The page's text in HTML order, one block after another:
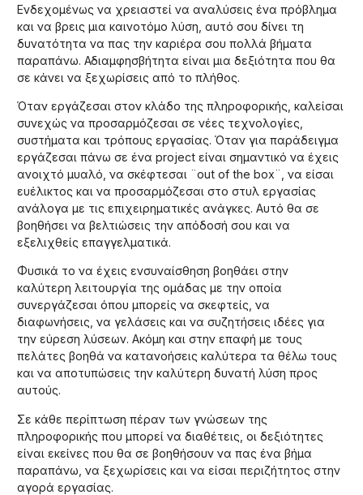
Ενδεχομένως να χρειαστεί να αναλύσεις ένα πρόβλημα
και να βρεις μια καινοτόμο λύση, αυτό σου δίνει τη
δυνατότητα να πας την καριέρα σου πολλά βήματα
παραπάνω. Αδιαμφησβήτητα είναι μια δεξιότητα που θα
σε κάνει να ξεχωρίσεις από το πλήθος.
Όταν εργάζεσαι στον κλάδο της πληροφορικής, καλείσαι
συνεχώς να προσαρμόζεσαι σε νέες τεχνολογίες,
συστήματα και τρόπους εργασίας. Όταν για παράδειγμα
εργάζεσαι πάνω σε ένα project είναι σημαντικό να έχεις
ανοιχτό μυαλό, να σκέφτεσαι ¨out of the box¨, να είσαι
ευέλικτος και να προσαρμόζεσαι στο στυλ εργασίας
ανάλογα με τις επιχειρηματικές ανάγκες. Αυτό θα σε
βοηθήσει να βελτιώσεις την απόδοσή σου και να
εξελιχθείς επαγγελματικά.
Φυσικά το να έχεις ενσυναίσθηση βοηθάει στην
καλύτερη λειτουργία της ομάδας με την οποία
συνεργάζεσαι όπου μπορείς να σκεφτείς, να
διαφωνήσεις, να γελάσεις και να συζητήσεις ιδέες για
την εύρεση λύσεων. Ακόμη και στην επαφή με τους
πελάτες βοηθά να κατανοήσεις καλύτερα τα θέλω τους
και να αποτυπώσεις την καλύτερη δυνατή λύση προς
αυτούς.
Σε κάθε περίπτωση πέραν των γνώσεων της
πληροφορικής που μπορεί να διαθέτεις, οι δεξιότητες
είναι εκείνες που θα σε βοηθήσουν να πας ένα βήμα
παραπάνω, να ξεχωρίσεις και να είσαι περιζήτητος στην
αγορά εργασίας.